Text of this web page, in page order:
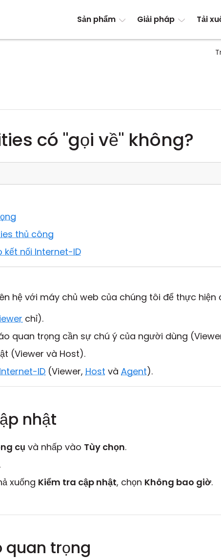
Sản phẩm Giải pháp Tải
có "gọi về" không?
thủ công
kết nối Internet-ID
hệ với máy chủ web của chúng tôi để thực hiện
chỉ).
quan trọng cần sự chú ý của người dùng
(Viewer và Host).
ID (Viewer, Host và Agent).
nhật
cụ và nhấp vào Tùy chọn.
.
xuống Kiểm tra cập nhật, chọn Không bao giờ.
quan trọng